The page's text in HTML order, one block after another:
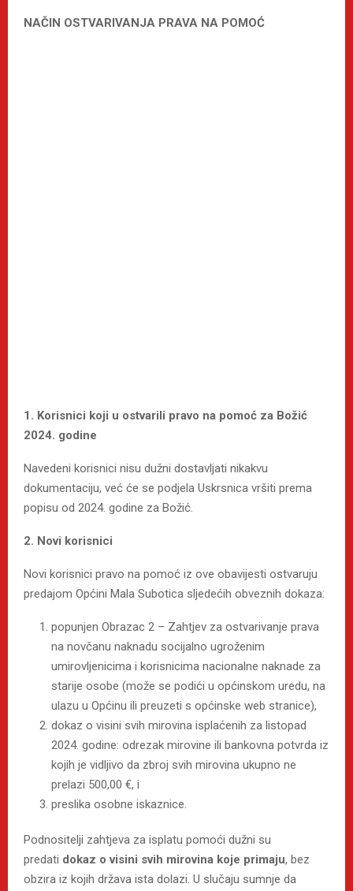
NAČIN OSTVARIVANJA PRAVA NA POMOĆ
1. Korisnici koji u ostvarili pravo na pomoć za Božić
2024. godine
Navedeni korisnici nisu dužni dostavljati nikakvu
dokumentaciju, već će se podjela Uskrsnica vršiti prema
popisu od 2024. godine za Božić.
2. Novi korisnici
Novi korisnici pravo na pomoć iz ove obavijesti ostvaruju
predajom Općini Mala Subotica sljedećih obveznih dokaza:
popunjen Obrazac 2 – Zahtjev za ostvarivanje prava
na novčanu naknadu socijalno ugroženim
umirovljenicima i korisnicima nacionalne naknade za
starije osobe (može se podići u općinskom uredu, na
ulazu u Općinu ili preuzeti s općinske web stranice),
dokaz o visini svih mirovina isplaćenih za listopad
2024. godine: odrezak mirovine ili bankovna potvrda iz
kojih je vidljivo da zbroj svih mirovina ukupno ne
prelazi 500,00 €, i
preslika osobne iskaznice.
Podnositelji zahtjeva za isplatu pomoći dužni su
predati dokaz o visini svih mirovina koje primaju, bez
obzira iz kojih država ista dolazi. U slučaju sumnje da